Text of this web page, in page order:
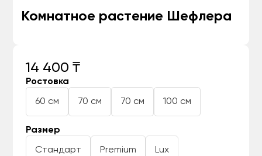
Комнатное растение Шефлера
14 400 ₸
Ростовка
60 см 70 см 70 см 100 см
Размер
Стандарт Premium Lux